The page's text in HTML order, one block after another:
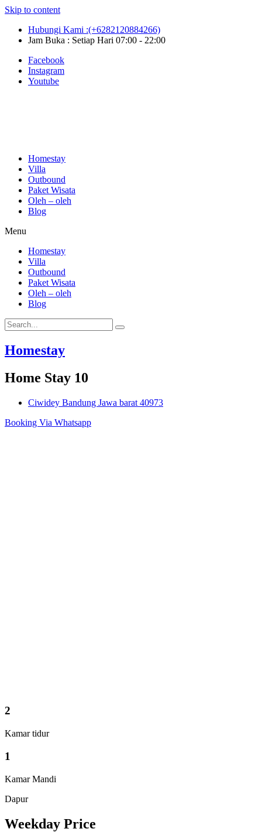
Skip to content
Hubungi Kami :(+6282120884266)
Jam Buka : Setiap Hari 07:00 - 22:00
Facebook
Instagram
Youtube
Homestay
Villa
Outbound
Paket Wisata
Oleh – oleh
Blog
Menu
Homestay
Villa
Outbound
Paket Wisata
Oleh – oleh
Blog
Homestay
Home Stay 10
Ciwidey Bandung Jawa barat 40973
Booking Via Whatsapp
2
Kamar tidur
1
Kamar Mandi
Dapur
Weekday Price